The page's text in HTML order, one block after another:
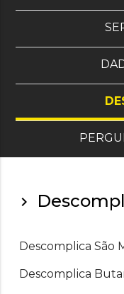
chevron_right
Descomplica São
Descomplica